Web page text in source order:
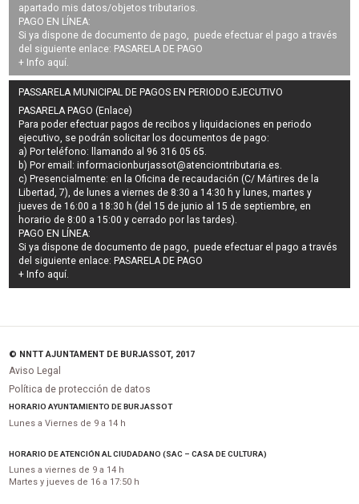
apartado mis datos/objetos tributarios.
PAGO EN LÍNEA:
Si ya dispone de documento de pago, puede efectuar el pago a través
del siguiente enlace: PASARELA DE PAGO
+ Info aquí.
PASSARELA MUNICIPAL DE PAGOS EN PERIODO EJECUTIVO
PASARELA PAGO (Enlace)
Para poder efectuar pagos derecibos y liquidaciones en periodo
ejecutivo, se podrán solicitar los documentos de pago:
a) Por teléfono: llamando al 96 316 05 65.
b) Por email:informacionburjassot@atenciontributaria.es.
c) Presencialmente: en la Oficina de recaudación (C/ Mártires de la
Libertad, 7), de lunes a viernes de 8:30 a 14:30 h y lunes, martes y
jueves de 16:00 a 18:30 h (del 15 de junio al 15 de septiembre, en
horario de 8:00 a 15:00 y cerrado por las tardes).
PAGO EN LÍNEA:
Si ya dispone de documento de pago, puede efectuar el pago a través
del siguiente enlace: PASARELA DE PAGO
+ Info aquí.
© NNTT AJUNTAMENT DE BURJASSOT, 2017
Aviso Legal
Política de protección de datos
HORARIO AYUNTAMIENTO DE BURJASSOT
Lunes a Viernes de 9 a 14 h
HORARIO DE ATENCIÓN AL CIUDADANO (SAC – CASA DE CULTURA)
Lunes a viernes de 9 a 14 h
Martes y jueves de 16 a 17:50 h